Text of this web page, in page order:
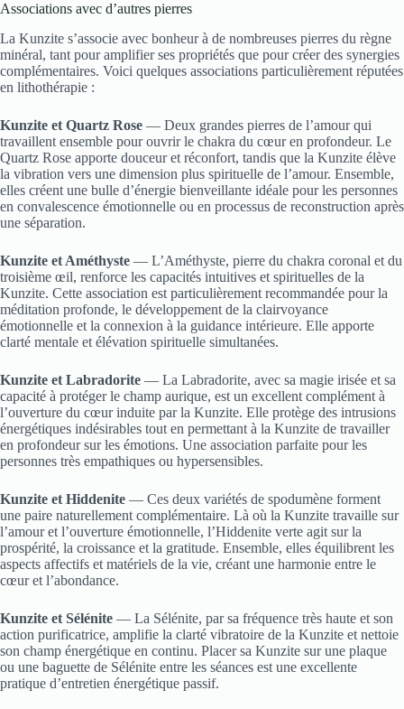
Associations avec d’autres pierres
La Kunzite s’associe avec bonheur à de nombreuses pierres du règne
minéral, tant pour amplifier ses propriétés que pour créer des synergies
complémentaires. Voici quelques associations particulièrement réputées
en lithothérapie :
Kunzite et Quartz Rose — Deux grandes pierres de l’amour qui
travaillent ensemble pour ouvrir le chakra du cœur en profondeur. Le
Quartz Rose apporte douceur et réconfort, tandis que la Kunzite élève
la vibration vers une dimension plus spirituelle de l’amour. Ensemble,
elles créent une bulle d’énergie bienveillante idéale pour les personnes
en convalescence émotionnelle ou en processus de reconstruction après
une séparation.
Kunzite et Améthyste — L’Améthyste, pierre du chakra coronal et du
troisième œil, renforce les capacités intuitives et spirituelles de la
Kunzite. Cette association est particulièrement recommandée pour la
méditation profonde, le développement de la clairvoyance
émotionnelle et la connexion à la guidance intérieure. Elle apporte
clarté mentale et élévation spirituelle simultanées.
Kunzite et Labradorite — La Labradorite, avec sa magie irisée et sa
capacité à protéger le champ aurique, est un excellent complément à
l’ouverture du cœur induite par la Kunzite. Elle protège des intrusions
énergétiques indésirables tout en permettant à la Kunzite de travailler
en profondeur sur les émotions. Une association parfaite pour les
personnes très empathiques ou hypersensibles.
Kunzite et Hiddenite — Ces deux variétés de spodumène forment
une paire naturellement complémentaire. Là où la Kunzite travaille sur
l’amour et l’ouverture émotionnelle, l’Hiddenite verte agit sur la
prospérité, la croissance et la gratitude. Ensemble, elles équilibrent les
aspects affectifs et matériels de la vie, créant une harmonie entre le
cœur et l’abondance.
Kunzite et Sélénite — La Sélénite, par sa fréquence très haute et son
action purificatrice, amplifie la clarté vibratoire de la Kunzite et nettoie
son champ énergétique en continu. Placer sa Kunzite sur une plaque
ou une baguette de Sélénite entre les séances est une excellente
pratique d’entretien énergétique passif.